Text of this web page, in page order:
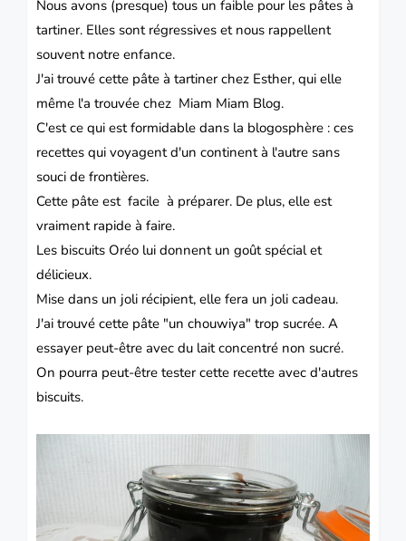
Nous avons (presque) tous un faible pour les pâtes à
tartiner. Elles sont régressives et nous rappellent
souvent notre enfance.
J'ai trouvé cette pâte à tartiner chez Esther, qui elle
même l'a trouvée chez Miam Miam Blog.
C'est ce qui est formidable dans la blogosphère : ces
recettes qui voyagent d'un continent à l'autre sans
souci de frontières.
Cette pâte est facile à préparer. De plus, elle est
vraiment rapide à faire.
Les biscuits Oréo lui donnent un goût spécial et
délicieux.
Mise dans un joli récipient, elle fera un joli cadeau.
J'ai trouvé cette pâte "un chouwiya" trop sucrée. A
essayer peut-être avec du lait concentré non sucré.
On pourra peut-être tester cette recette avec d'autres
biscuits.